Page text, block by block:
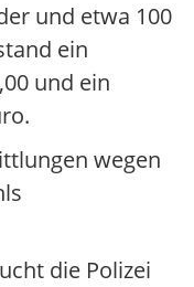
und etwa 100
ein
und ein
wegen
die Polizei